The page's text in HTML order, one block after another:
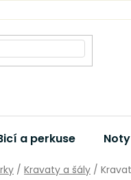
a perkuse
/ Kravaty a šály /